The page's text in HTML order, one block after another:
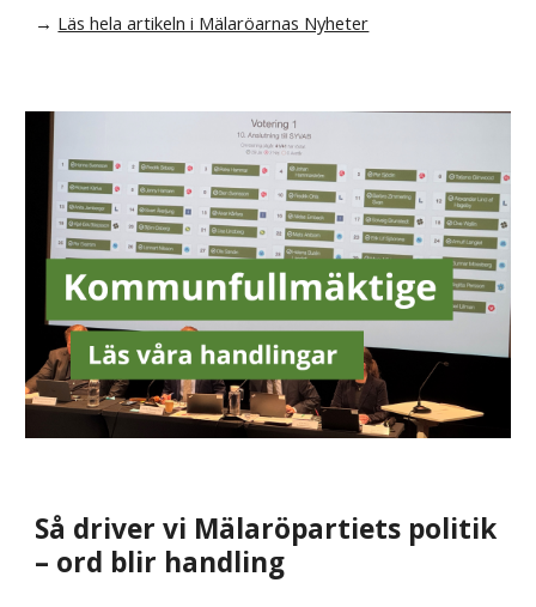
→ Läs hela artikeln i Mälaröarnas Nyheter
Så driver vi Mälaröpartiets politik
– ord blir handling